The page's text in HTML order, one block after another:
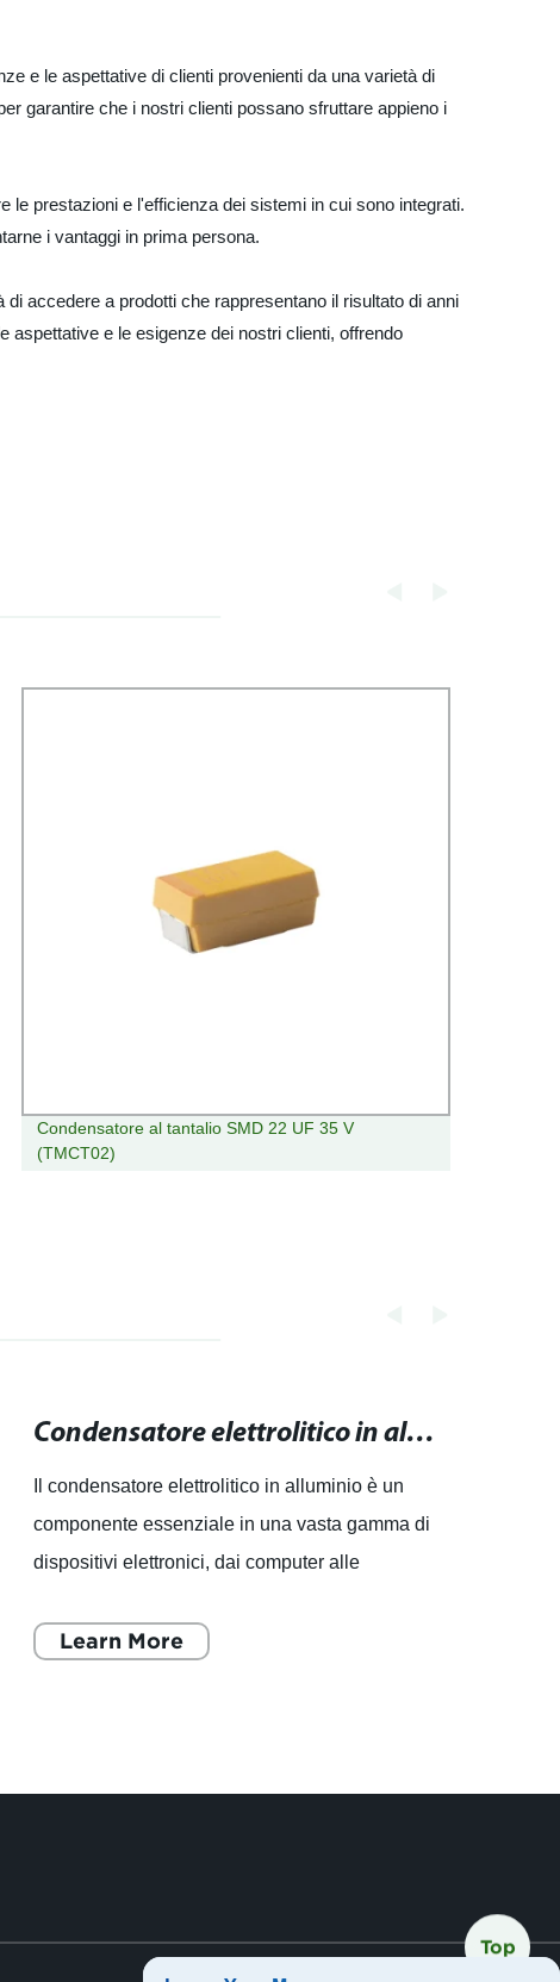
e le aspettative di clienti provenienti da una varietà di
garantire che i nostri clienti possano sfruttare appieno i
le prestazioni e l'efficienza dei sistemi in cui sono integrati.
i vantaggi in prima persona.
accedere a prodotti che rappresentano il risultato di anni
aspettative e le esigenze dei nostri clienti, offrendo
Condensatore al tantalio SMD 22 UF 35 V
(TMCT02)
Condensatore elettrolitico in alluminio: guida completa all'acquisto e all'uso
Il condensatore elettrolitico in alluminio è un
componente essenziale in una vasta gamma di
dispositivi elettronici, dai computer alle
cellulari agli elett
Learn More
Top